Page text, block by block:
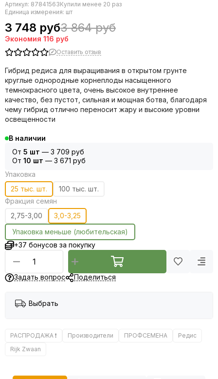
Артикул: 87841563Купили менее 20 раз
Единица измерения: шт
3 748 руб3 864 руб
Экономия 116 руб
Оставить отзыв
Гибрид редиса для выращивания в открытом грунте
круглые однородные корнеплоды насыщенного
темнокрасного цвета, очень высокое внутреннее
качество, без пустот, сильная и мощная ботва, благодаря
чему гибрид отлично переносит жару и высокие уровни
освещенности
В наличии
От 5 шт — 3 709 руб
От 10 шт — 3 671 руб
Упаковка
25 тыс. шт.
100 тыс. шт.
Фракция семян
2,75-3,00
3,0-3,25
Упаковка меньше (любительская)
+37 бонусов за покупку
Задать вопрос Поделиться
Выбрать
РАСПРОДАЖА ❗️ Производители ПРОФСЕМЕНА
Редис
Rijk Zwaan